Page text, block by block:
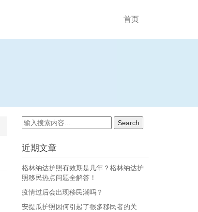
首页
近期文章
格林纳达护照有效期是几年？格林纳达护
照移民热点问题全解答！
疫情过后会出现移民潮吗？
安提瓜护照因何引起了很多移民者的关